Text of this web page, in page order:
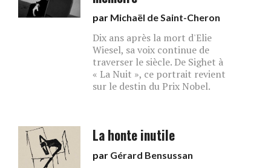
par Michaël de Saint-Cheron
Dix ans après la mort d'Elie
Wiesel, sa voix continue de
traverser le siècle. De Sighet à
« La Nuit », ce portrait revient
sur le destin du Prix Nobel.
La honte inutile
par Gérard Bensussan